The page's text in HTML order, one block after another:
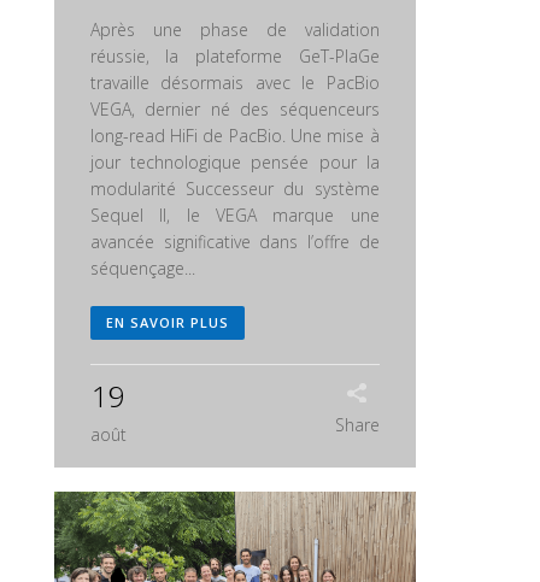
Après une phase de validation
réussie, la plateforme GeT-PlaGe
travaille désormais avec le PacBio
VEGA, dernier né des séquenceurs
long-read HiFi de PacBio. Une mise à
jour technologique pensée pour la
modularité Successeur du système
Sequel II, le VEGA marque une
avancée significative dans l’offre de
séquençage...
EN SAVOIR PLUS
19
août Share